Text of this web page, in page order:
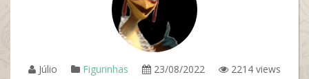
Júlio Figurinhas 23/08/2022
2214 views